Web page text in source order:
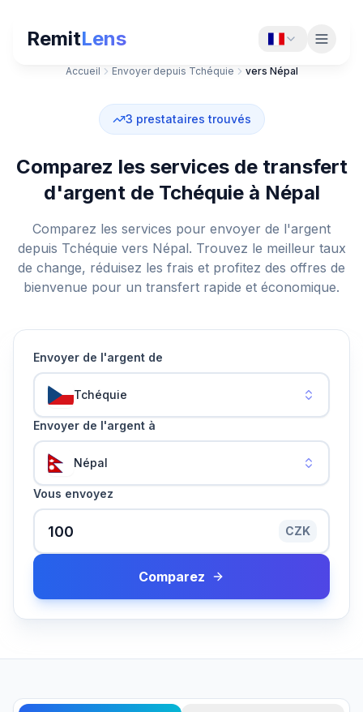
RemitLens
Accueil Envoyer depuis Tchéquie vers Népal
3 prestataires trouvés
Comparez les services de transfert
d'argent de Tchéquie à Népal
Comparez les services pour envoyer de l'argent
depuis Tchéquie vers Népal. Trouvez le meilleur taux
de change, réduisez les frais et profitez des offres de
bienvenue pour un transfert rapide et économique.
Envoyer de l'argent de
Tchéquie
Envoyer de l'argent à
Népal
Vous envoyez
CZK
Comparez